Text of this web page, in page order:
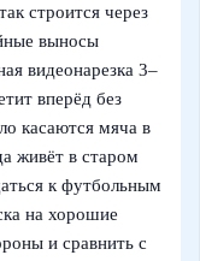
строится через
выносы
видеонарезка 3–
вперёд без
касаются мяча в
живёт в старом
к футбольным
на хорошие
и сравнить с